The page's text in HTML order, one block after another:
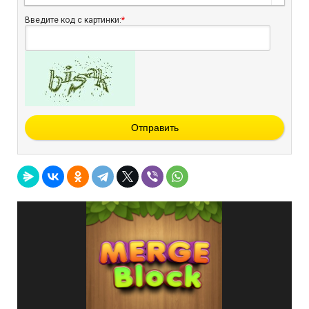
Введите код с картинки:*
Отправить